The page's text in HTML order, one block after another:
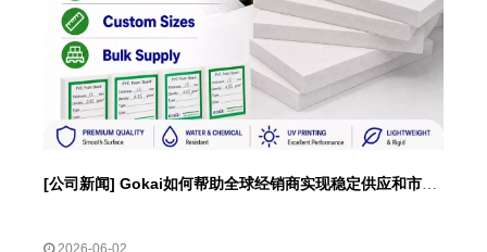
[公司新闻] Gokai如何帮助全球经销商实现稳定供应和市场增长？
2026-06-02